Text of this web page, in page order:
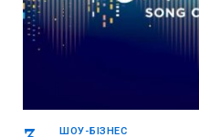
ШОУ-БІЗНЕС